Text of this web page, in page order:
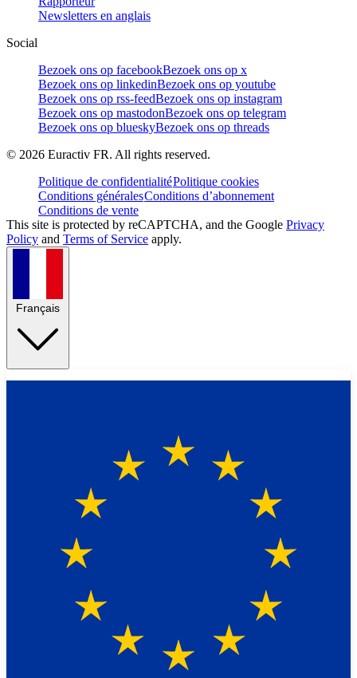
Newsletters en anglais
Social
Bezoek ons op facebookBezoek ons op x
Bezoek ons op linkedinBezoek ons op youtube
Bezoek ons op rss-feedBezoek ons op instagram
Bezoek ons op mastodonBezoek ons op telegram
Bezoek ons op blueskyBezoek ons op threads
© 2026 Euractiv FR. All rights reserved.
Politique de confidentialitéPolitique cookies
Conditions généralesConditions d’abonnement
Conditions de vente
This site is protected by reCAPTCHA, and the Google Privacy
Policy and Terms of Service apply.
Français